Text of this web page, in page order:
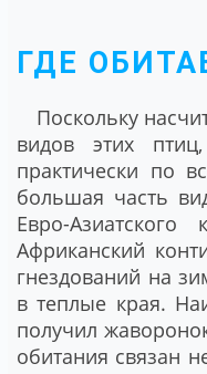
ГДЕ
Поскольку
видов этих
практически по
большая часть
Евро-
Африканский
гнездований на
в теплые края.
получил
обитания связан